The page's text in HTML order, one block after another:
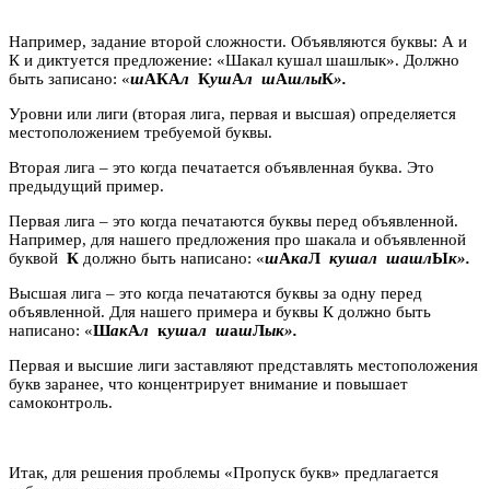
Например, задание второй сложности. Объявляются буквы: А и
К и диктуется предложение: «Шакал кушал шашлык». Должно
быть записано: «шАКАл КушАл шАшлыК».
Уровни или лиги (вторая лига, первая и высшая) определяется
местоположением требуемой буквы.
Вторая лига – это когда печатается объявленная буква. Это
предыдущий пример.
Первая лига – это когда печатаются буквы перед объявленной.
Например, для нашего предложения про шакала и объявленной
буквой К должно быть написано: «шАкаЛ кушал шашлЫк».
Высшая лига – это когда печатаются буквы за одну перед
объявленной. Для нашего примера и буквы К должно быть
написано: «ШакАл кушал шашЛык».
Первая и высшие лиги заставляют представлять местоположения
букв заранее, что концентрирует внимание и повышает
самоконтроль.
Итак, для решения проблемы «Пропуск букв» предлагается